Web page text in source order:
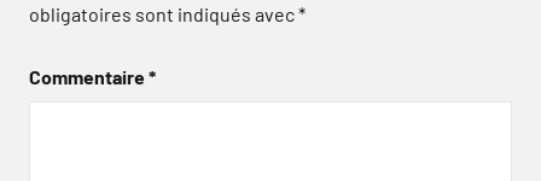
obligatoires sont indiqués avec*
Commentaire*